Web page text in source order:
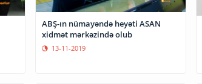
ABŞ-ın nümayəndə heyəti ASAN
xidmət mərkəzində olub
13-11-2019